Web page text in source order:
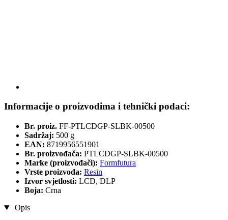
Informacije o proizvodima i tehnički podaci:
Br. proiz. FF-PTLCDGP-SLBK-00500
Sadržaj: 500 g
EAN: 8719956551901
Br. proizvođača: PTLCDGP-SLBK-00500
Marke (proizvođači): Formfutura
Vrste proizvoda: Resin
Izvor svjetlosti: LCD, DLP
Boja: Crna
Opis